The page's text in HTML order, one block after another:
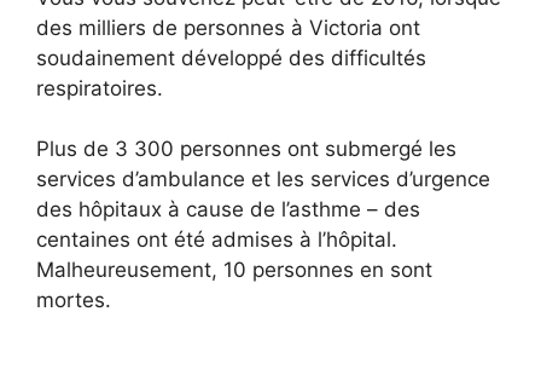
des milliers de personnes à Victoria ont
soudainement développé des difficultés
respiratoires.
Plus de 3 300 personnes ont submergé les
services d’ambulance et les services d’urgence
des hôpitaux à cause de l’asthme – des
centaines ont été admises à l’hôpital.
Malheureusement, 10 personnes en sont
mortes.